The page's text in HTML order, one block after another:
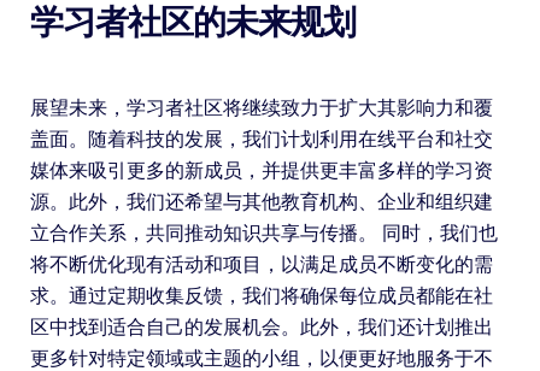
学习者社区的未来规划
展望未来，学习者社区将继续致力于扩大其影响力和覆
盖面。随着科技的发展，我们计划利用在线平台和社交
媒体来吸引更多的新成员，并提供更丰富多样的学习资
源。此外，我们还希望与其他教育机构、企业和组织建
立合作关系，共同推动知识共享与传播。 同时，我们也
将不断优化现有活动和项目，以满足成员不断变化的需
求。通过定期收集反馈，我们将确保每位成员都能在社
区中找到适合自己的发展机会。此外，我们还计划推出
更多针对特定领域或主题的小组，以便更好地服务于不